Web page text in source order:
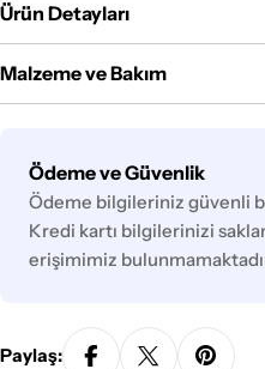
Ürün Detayları
Malzeme ve Bakım
Ödeme ve Güvenlik
Ödeme
yöntemleri
Ödeme bilgileriniz güvenli
Kredi kartı bilgilerinizi
erişimimiz
Paylaş: